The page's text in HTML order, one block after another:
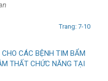
Trang: 7-10
CÁC BỆNH TIM BẨM
THẤT CHỨC NĂNG TẠI